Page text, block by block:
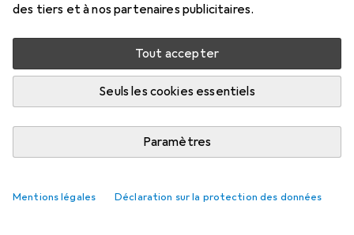
des tiers et à nos partenaires publicitaires.
Tout accepter
Seuls les cookies essentiels
Paramètres
Mentions légales Déclaration sur la protection des données